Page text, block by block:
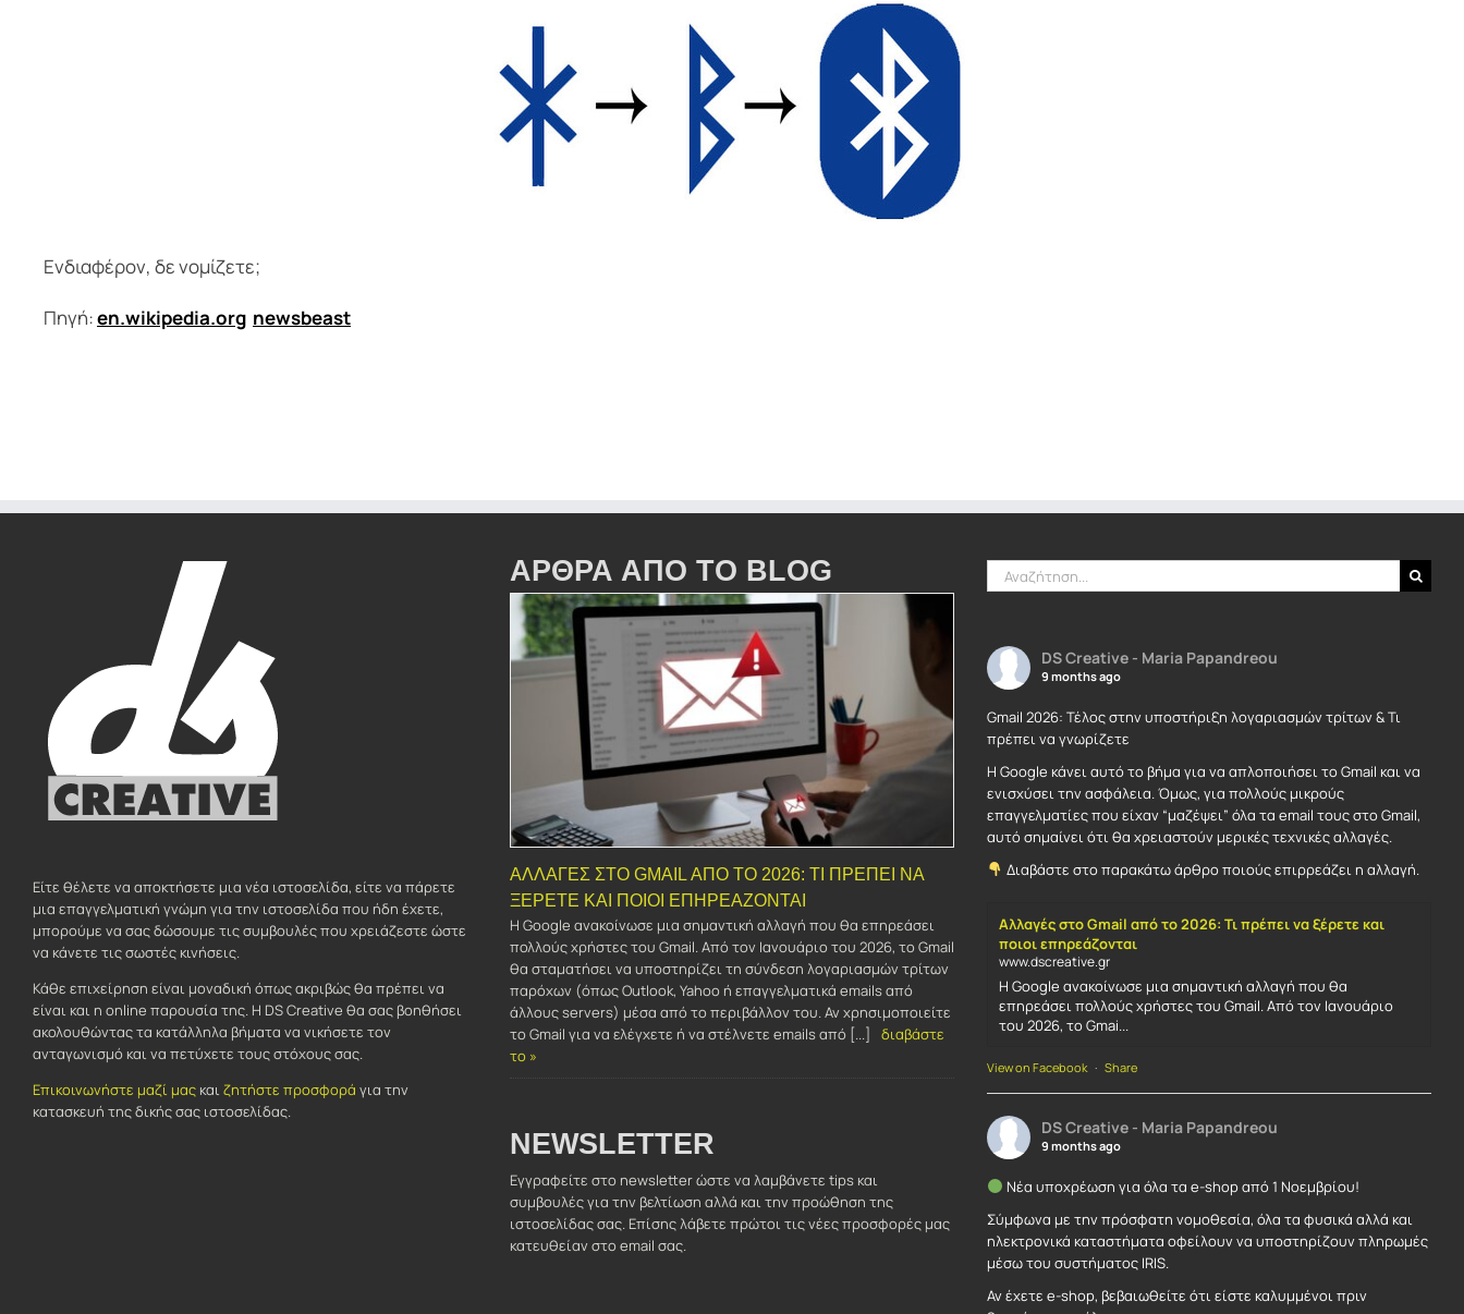
Ενδιαφέρον, δε νομίζετε;
Πηγή:en.wikipedia.org newsbeast
Είτε θέλετε να αποκτήσετε μια νέα ιστοσελίδα, είτε να πάρετε
μια επαγγελματική γνώμη για την ιστοσελίδα που ήδη έχετε,
μπορούμε να σας δώσουμε τις συμβουλές που χρειάζεστε ώστε
να κάνετε τις σωστές κινήσεις.
Κάθε επιχείρηση είναι μοναδική όπως ακριβώς θα πρέπει να
είναι και η online παρουσία της. Η DS Creative θα σας βοηθήσει
ακολουθώντας τα κατάλληλα βήματα να νικήσετε τον
ανταγωνισμό και να πετύχετε τους στόχους σας.
Επικοινωνήστε μαζί μας και ζητήστε προσφορά για την
κατασκευή της δικής σας ιστοσελίδας.
ΑΡΘΡΑ ΑΠΟ ΤΟ BLOG
ΑΛΛΑΓΈΣ ΣΤΟ GMAIL ΑΠΌ ΤΟ 2026: ΤΙ ΠΡΈΠΕΙ ΝΑ
ΞΈΡΕΤΕ ΚΑΙ ΠΟΙΟΙ ΕΠΗΡΕΆΖΟΝΤΑΙ
Η Google ανακοίνωσε μια σημαντική αλλαγή που θα επηρεάσει
πολλούς χρήστες του Gmail. Από τον Ιανουάριο του 2026, το Gmail
θα σταματήσει να υποστηρίζει τη σύνδεση λογαριασμών τρίτων
παρόχων (όπως Outlook, Yahoo ή επαγγελματικά emails από
άλλους servers) μέσα από το περιβάλλον του. Αν χρησιμοποιείτε
το Gmail για να ελέγχετε ή να στέλνετε emails από [...]
διαβάστε
το »
NEWSLETTER
Εγγραφείτε στο newsletter ώστε να λαμβάνετε tips και
συμβουλές για την βελτίωση αλλά και την προώθηση της
ιστοσελίδας σας. Επίσης λάβετε πρώτοι τις νέες προσφορές μας
κατευθείαν στο email σας.
Αναζήτηση
για:
DS Creative - Maria Papandreou
9 months ago
Gmail 2026: Τέλος στην υποστήριξη λογαριασμών τρίτων & Τι
πρέπει να γνωρίζετε
Η Google κάνει αυτό το βήμα για να απλοποιήσει το Gmail και να
ενισχύσει την ασφάλεια. Όμως, για πολλούς μικρούς
επαγγελματίες που είχαν “μαζέψει” όλα τα email τους στο Gmail,
αυτό σημαίνει ότι θα χρειαστούν μερικές τεχνικές αλλαγές.
Διαβάστε στο παρακάτω άρθρο ποιούς επιρρεάζει η αλλαγή.
Αλλαγές στο Gmail από το 2026: Τι πρέπει να ξέρετε και
ποιοι επηρεάζονται
www.dscreative.gr
Η Google ανακοίνωσε μια σημαντική αλλαγή που θα
επηρεάσει πολλούς χρήστες του Gmail. Από τον Ιανουάριο
του 2026, το Gmai...
View on Facebook · Share
DS Creative - Maria Papandreou
9 months ago
Νέα υποχρέωση για όλα τα e-shop από 1 Νοεμβρίου!
Σύμφωνα με την πρόσφατη νομοθεσία, όλα τα φυσικά αλλά και
ηλεκτρονικά καταστήματα οφείλουν να υποστηρίζουν πληρωμές
μέσω του συστήματος IRIS.
Αν έχετε e-shop, βεβαιωθείτε ότι είστε καλυμμένοι πριν